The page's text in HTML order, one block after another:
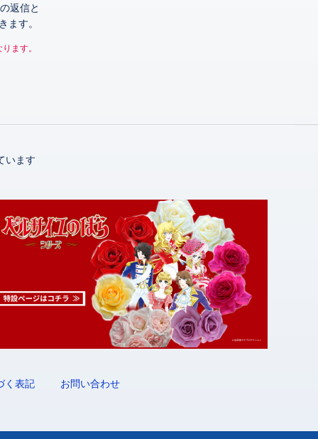
返信と
ます。
ます。
います
く表記 お問い合わせ